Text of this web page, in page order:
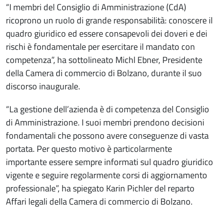
“I membri del Consiglio di Amministrazione (CdA)
ricoprono un ruolo di grande responsabilità: conoscere il
quadro giuridico ed essere consapevoli dei doveri e dei
rischi è fondamentale per esercitare il mandato con
competenza”, ha sottolineato Michl Ebner, Presidente
della Camera di commercio di Bolzano, durante il suo
discorso inaugurale.
“La gestione dell’azienda è di competenza del Consiglio
di Amministrazione. I suoi membri prendono decisioni
fondamentali che possono avere conseguenze di vasta
portata. Per questo motivo è particolarmente
importante essere sempre informati sul quadro giuridico
vigente e seguire regolarmente corsi di aggiornamento
professionale”, ha spiegato Karin Pichler del reparto
Affari legali della Camera di commercio di Bolzano.